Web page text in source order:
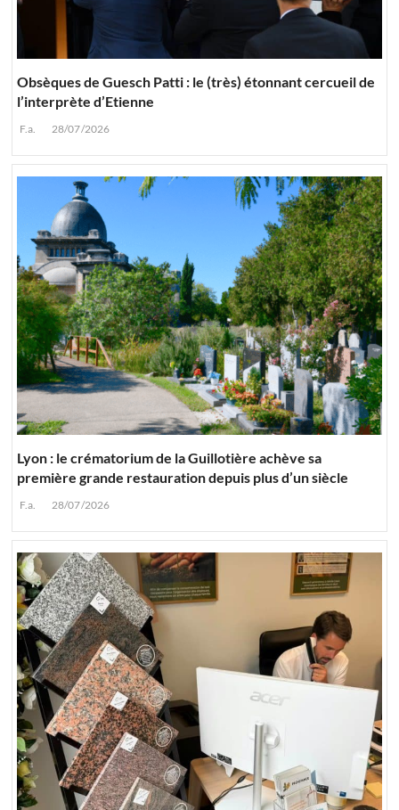
Obsèques de Guesch Patti : le (très) étonnant cercueil de
l’interprète d’Etienne
F.a. 28/07/2026
Lyon : le crématorium de la Guillotière achève sa
première grande restauration depuis plus d’un siècle
F.a. 28/07/2026